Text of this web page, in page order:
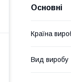
Основні
Країна
Вид виробу